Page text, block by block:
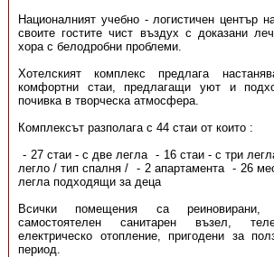
Националният учебно - логистичен център
своите гостите чист въздух с доказани
хора с белодробни проблеми.
Хотелският комплекс предлага
комфортни стаи, предлагащи уют и
почивка в творческа атмосфера.
Комплексът разполага с 44 стаи от които :
27 стаи - с две легла
16 стаи - с три
легло / тип спалня /
2 апартамента
26
легла подходящи за деца
Всички помещения са реиновирани,
самостоятелен санитарен възел,
електрическо отопление, пригодени за
период.